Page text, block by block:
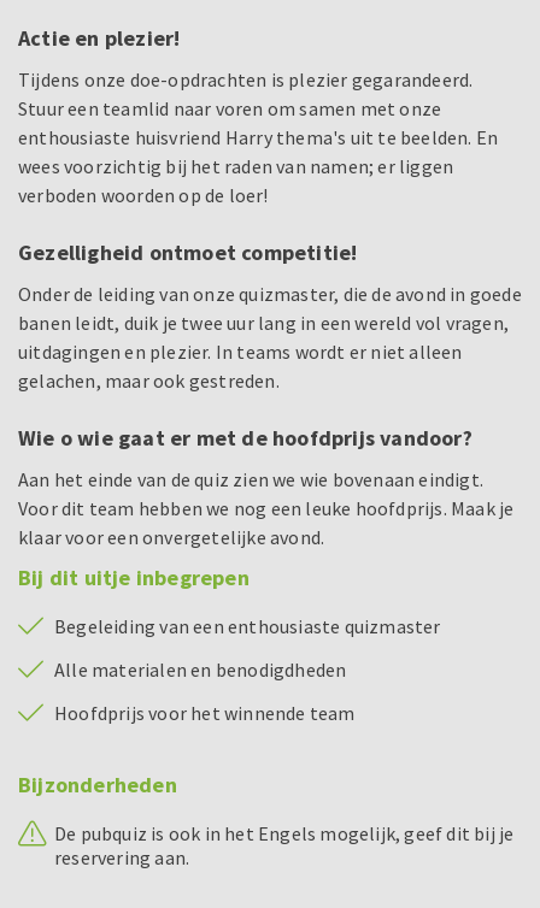
Actie en plezier!
Tijdens onze doe-opdrachten is plezier gegarandeerd.
Stuur een teamlid naar voren om samen met onze
enthousiaste huisvriend Harry thema's uit te beelden. En
wees voorzichtig bij het raden van namen; er liggen
verboden woorden op de loer!
Gezelligheid ontmoet competitie!
Onder de leiding van onze quizmaster, die de avond in goede
banen leidt, duik je twee uur lang in een wereld vol vragen,
uitdagingen en plezier. In teams wordt er niet alleen
gelachen, maar ook gestreden.
Wie o wie gaat er met de hoofdprijs vandoor?
Aan het einde van de quiz zien we wie bovenaan eindigt.
Voor dit team hebben we nog een leuke hoofdprijs. Maak je
klaar voor een onvergetelijke avond.
Bij dit uitje inbegrepen
Begeleiding van een enthousiaste quizmaster
Alle materialen en benodigdheden
Hoofdprijs voor het winnende team
Bijzonderheden
De pubquiz is ook in het Engels mogelijk, geef dit bij je
reservering aan.